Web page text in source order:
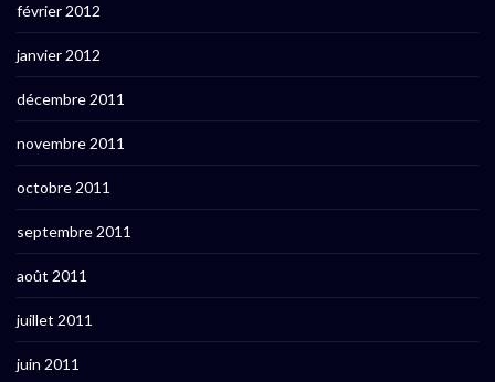
février 2012
janvier 2012
décembre 2011
novembre 2011
octobre 2011
septembre 2011
août 2011
juillet 2011
juin 2011